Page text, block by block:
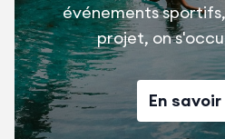
événements
projet, on
En